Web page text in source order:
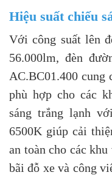
Hiệu suất chiếu
Với công suất lên
56.000lm, đèn
AC.BC01.400 cung
phù hợp cho các
sáng trắng lạnh
6500K giúp cải
an toàn cho các
bãi đỗ xe và công